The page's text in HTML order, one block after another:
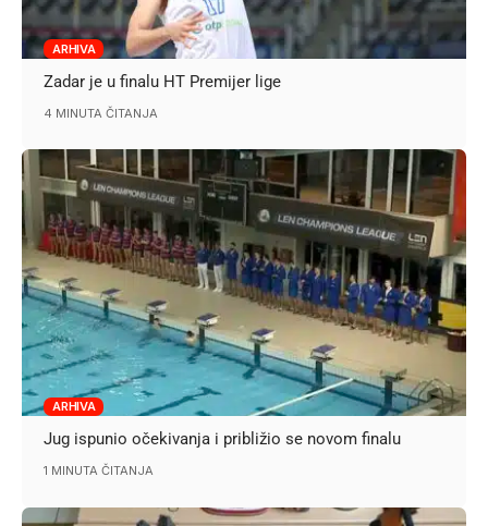
ARHIVA
Zadar je u finalu HT Premijer lige
4 MINUTA ČITANJA
ARHIVA
Jug ispunio očekivanja i približio se novom finalu
1 MINUTA ČITANJA